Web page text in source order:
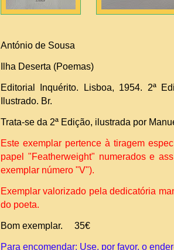
António de Sousa
Ilha Deserta (Poemas)
Editorial Inquérito. Lisboa, 1954. 2ª
Ilustrado. Br.
Trata-se da 2ª Edição, ilustrada por
Este exemplar pertence à tiragem
papel "Featherweight" numerados e
exemplar número "V").
Exemplar valorizado pela dedicatória
do poeta.
Bom exemplar. 35€
Para encomendar: Use, por favor, o